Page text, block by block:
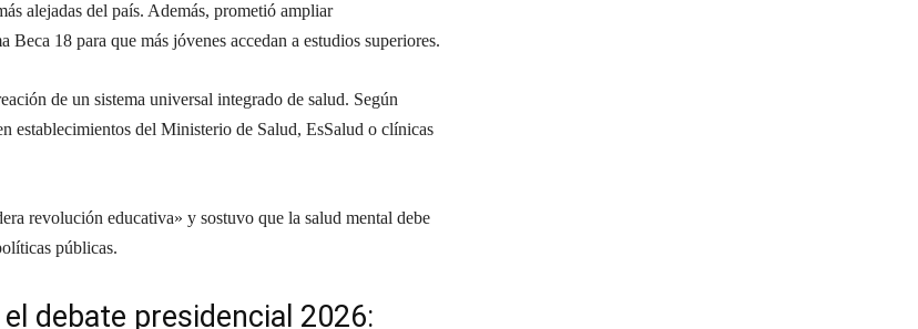
alejadas del país. Además, prometió ampliar
18 para que más jóvenes accedan a estudios superiores.
de un sistema universal integrado de salud. Según
establecimientos del Ministerio de Salud, EsSalud o clínicas
revolución educativa» y sostuvo que la salud mental debe
públicas.
debate presidencial 2026: